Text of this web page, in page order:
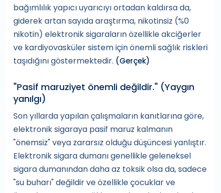
bağımlılık yapıcı uyarıcıyı ortadan kaldırsa da,
giderek artan sayıda araştırma, nikotinsiz (%0
nikotin) elektronik sigaraların özellikle akciğerler
ve kardiyovasküler sistem için önemli sağlık riskleri
taşıdığını göstermektedir. (Gerçek)
"Pasif maruziyet önemli değildir." (Yaygın
yanılgı)
Son yıllarda yapılan çalışmaların kanıtlarına göre,
elektronik sigaraya pasif maruz kalmanın
"önemsiz" veya zararsız olduğu düşüncesi yanlıştır.
Elektronik sigara dumanı genellikle geleneksel
sigara dumanından daha az toksik olsa da, sadece
"su buharı" değildir ve özellikle çocuklar ve